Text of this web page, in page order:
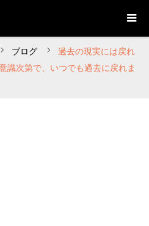
ブログ
過去の現実には戻れ
識次第で、いつでも過去に戻れま